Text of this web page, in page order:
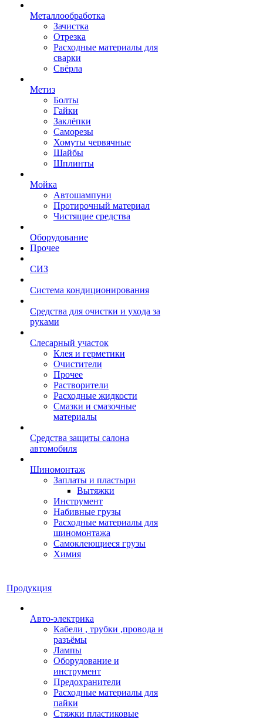
Металлообработка
Зачистка
Отрезка
Расходные материалы для
сварки
Свёрла
Метиз
Болты
Гайки
Заклёпки
Саморезы
Хомуты червячные
Шайбы
Шплинты
Мойка
Автошампуни
Протирочный материал
Чистящие средства
Оборудование
Прочее
СИЗ
Система кондиционирования
Средства для очистки и ухода за
руками
Слесарный участок
Клея и герметики
Очистители
Прочее
Растворители
Расходные жидкости
Смазки и смазочные
материалы
Средства защиты салона
автомобиля
Шиномонтаж
Заплаты и пластыри
Вытяжки
Инструмент
Набивные грузы
Расходные материалы для
шиномонтажа
Самоклеющиеся грузы
Химия
Продукция
Авто-электрика
Кабели , трубки ,провода и
разъёмы
Лампы
Оборудование и
инструмент
Предохранители
Расходные материалы для
пайки
Стяжки пластиковые